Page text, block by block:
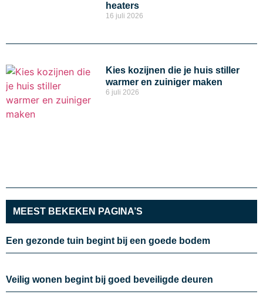
heaters
16 juli 2026
Kies kozijnen die je huis stiller
warmer en zuiniger maken
6 juli 2026
MEEST BEKEKEN PAGINA’S
Een gezonde tuin begint bij een goede bodem
Veilig wonen begint bij goed beveiligde deuren